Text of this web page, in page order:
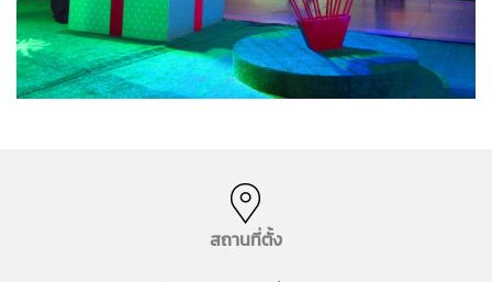
สถานที่ตั้ง